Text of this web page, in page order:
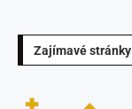
Zajímavé stránky